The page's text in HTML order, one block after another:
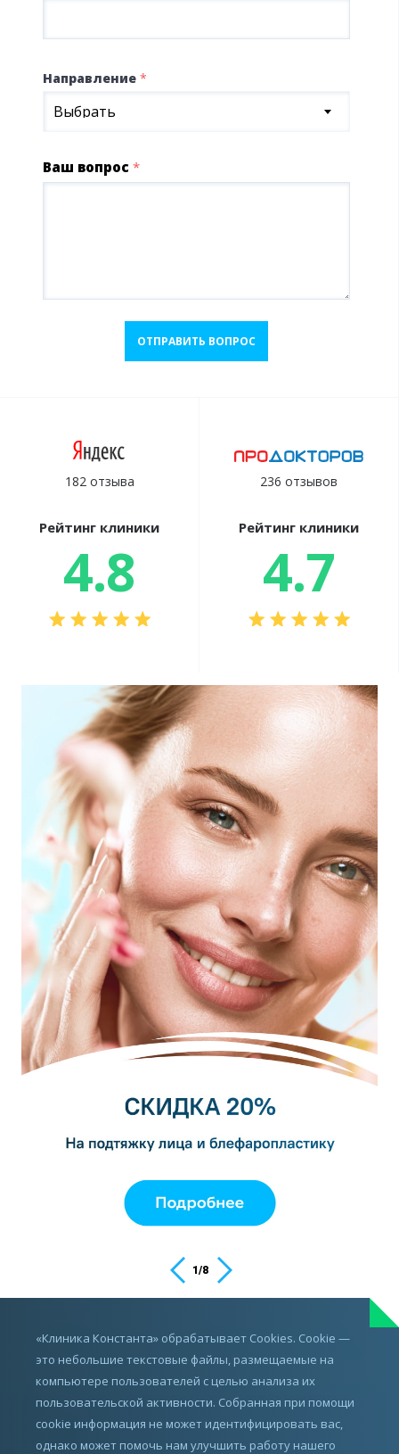
Направление *
Выбрать
Ваш вопрос *
ОТПРАВИТЬ ВОПРОС
182 отзыва
Рейтинг клиники
4.8
236 отзывов
Рейтинг клиники
4.7
1/8
ИМЕЮТСЯ ПРОТИВОПОКАЗАНИЯ,
ПРОКОНСУЛЬТИРУЙТЕСЬ С ВРАЧОМ
«Клиника Константа» обрабатывает Cookies. Cookie —
это небольшие текстовые файлы, размещаемые на
компьютере пользователей с целью анализа их
пользовательской активности. Собранная при помощи
cookie информация не может идентифицировать вас,
однако может помочь нам улучшить работу нашего